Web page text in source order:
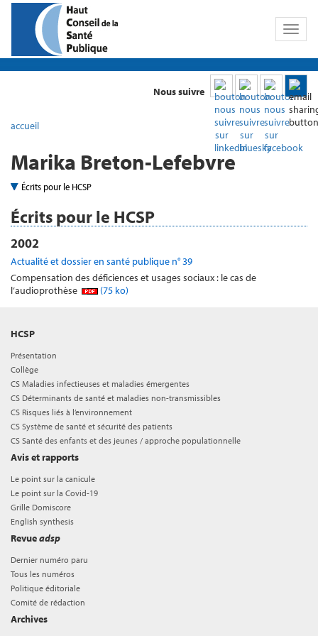
Toggle
Nous suivre
accueil
Marika Breton-Lefebvre
Écrits pour le HCSP
Écrits pour le HCSP
2002
Actualité et dossier en santé publique n° 39
Compensation des déficiences et usages sociaux : le cas de
l’audioprothèse
(75 ko)
HCSP
Présentation
Collège
CS Maladies infectieuses et maladies émergentes
CS Déterminants de santé et maladies non-transmissibles
CS Risques liés à l’environnement
CS Système de santé et sécurité des patients
CS Santé des enfants et des jeunes / approche populationnelle
Avis et rapports
Le point sur la canicule
Le point sur la Covid-19
Grille Domiscore
English synthesis
Revueadsp
Dernier numéro paru
Tous les numéros
Politique éditoriale
Comité de rédaction
Archives